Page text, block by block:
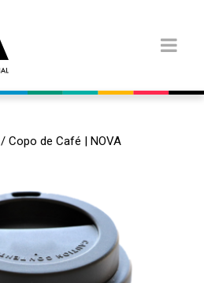
/ Copo de Café | NOVA